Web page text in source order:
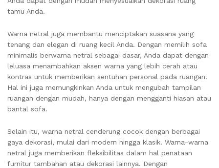
tamu Anda.
Warna netral juga membantu menciptakan suasana yang
tenang dan elegan di ruang kecil Anda. Dengan memilih sofa
minimalis berwarna netral sebagai dasar, Anda dapat dengan
leluasa menambahkan aksen warna yang lebih cerah atau
kontras untuk memberikan sentuhan personal pada ruangan.
Hal ini juga memungkinkan Anda untuk mengubah tampilan
ruangan dengan mudah, hanya dengan mengganti hiasan atau
bantal sofa.
Selain itu, warna netral cenderung cocok dengan berbagai
gaya dekorasi, mulai dari modern hingga klasik. Warna-warna
netral juga memberikan fleksibilitas dalam hal penataan
furnitur tambahan atau dekorasi lainnya. Dengan